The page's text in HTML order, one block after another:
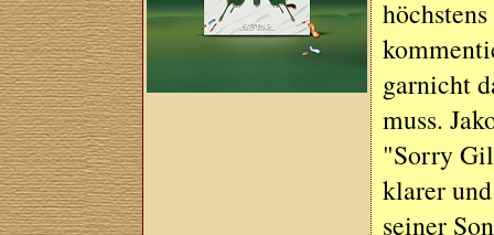
garnicht
muss.
"Sorry
klarer
seiner